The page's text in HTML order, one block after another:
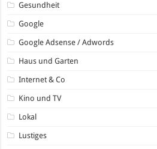
Gesundheit
Google
Google Adsense / Adwords
Haus und Garten
Internet & Co
Kino und TV
Lokal
Lustiges